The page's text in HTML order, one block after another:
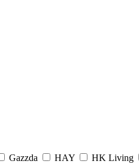
Gazzda HAY HK Living